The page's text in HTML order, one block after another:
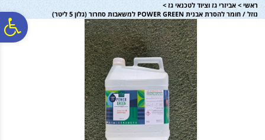
ראשי > אביזרי גז וציוד לטכנאי גז >
נוזל / חומר להסרת אבנית POWER GREEN למשאבות סחרור (גלון 5 ליטר)